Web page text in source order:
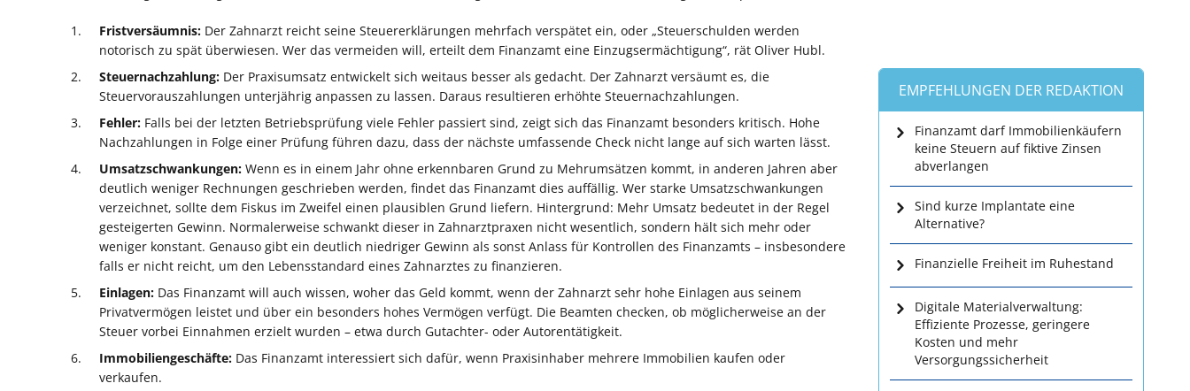
Fristversäumnis: Der Zahnarzt reicht seine Steuererklärungen mehrfach verspätet ein, oder „Steuerschulden werden
notorisch zu spät überwiesen. Wer das vermeiden will, erteilt dem Finanzamt eine Einzugsermächtigung“, rät Oliver Hubl.
Steuernachzahlung: Der Praxisumsatz entwickelt sich weitaus besser als gedacht. Der Zahnarzt versäumt es, die
Steuervorauszahlungen unterjährig anpassen zu lassen. Daraus resultieren erhöhte Steuernachzahlungen.
Fehler: Falls bei der letzten Betriebsprüfung viele Fehler passiert sind, zeigt sich das Finanzamt besonders kritisch. Hohe
Nachzahlungen in Folge einer Prüfung führen dazu, dass der nächste umfassende Check nicht lange auf sich warten lässt.
Umsatzschwankungen: Wenn es in einem Jahr ohne erkennbaren Grund zu Mehrumsätzen kommt, in anderen Jahren aber
deutlich weniger Rechnungen geschrieben werden, findet das Finanzamt dies auffällig. Wer starke Umsatzschwankungen
verzeichnet, sollte dem Fiskus im Zweifel einen plausiblen Grund liefern. Hintergrund: Mehr Umsatz bedeutet in der Regel
gesteigerten Gewinn. Normalerweise schwankt dieser in Zahnarztpraxen nicht wesentlich, sondern hält sich mehr oder
weniger konstant. Genauso gibt ein deutlich niedriger Gewinn als sonst Anlass für Kontrollen des Finanzamts – insbesondere
falls er nicht reicht, um den Lebensstandard eines Zahnarztes zu finanzieren.
Einlagen: Das Finanzamt will auch wissen, woher das Geld kommt, wenn der Zahnarzt sehr hohe Einlagen aus seinem
Privatvermögen leistet und über ein besonders hohes Vermögen verfügt. Die Beamten checken, ob möglicherweise an der
Steuer vorbei Einnahmen erzielt wurden – etwa durch Gutachter- oder Autorentätigkeit.
Immobiliengeschäfte: Das Finanzamt interessiert sich dafür, wenn Praxisinhaber mehrere Immobilien kaufen oder
verkaufen.
EMPFEHLUNGEN DER REDAKTION
Finanzamt darf Immobilienkäufern
keine Steuern auf fiktive Zinsen
abverlangen
Sind kurze Implantate eine
Alternative?
Finanzielle Freiheit im Ruhestand
Digitale Materialverwaltung:
Effiziente Prozesse, geringere
Kosten und mehr
Versorgungssicherheit